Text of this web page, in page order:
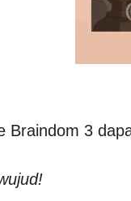
Braindom 3